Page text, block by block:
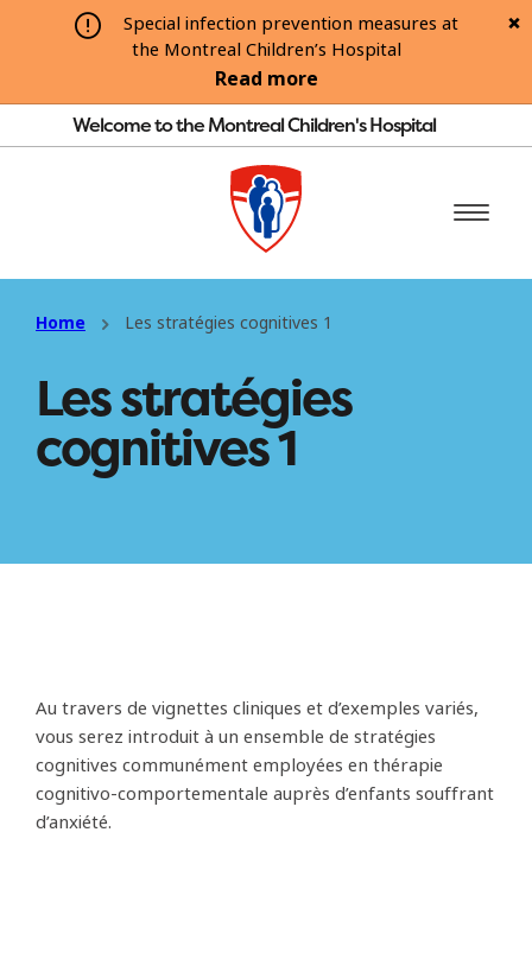
Special infection prevention measures at
the Montreal Children’s Hospital
Read more
Welcome to the Montreal Children's Hospital
Home Les stratégies cognitives 1
Les stratégies
cognitives 1
Au travers de vignettes cliniques et d’exemples variés,
vous serez introduit à un ensemble de stratégies
cognitives communément employées en thérapie
cognitivo-comportementale auprès d’enfants souffrant
d’anxiété.